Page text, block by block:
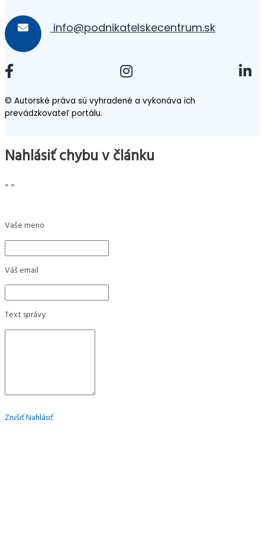
info@podnikatelskecentrum.sk
© Autorské práva sú vyhradené a vykonáva ich
prevádzkovateľ portálu.
Nahlásiť chybu v článku
«»
Vaše meno
Váš email
Text správy
ZrušiťNahlásiť